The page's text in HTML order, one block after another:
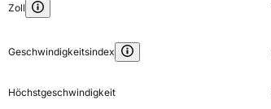
Zoll
Geschwindigkeitsindex
Höchstgeschwindigkeit